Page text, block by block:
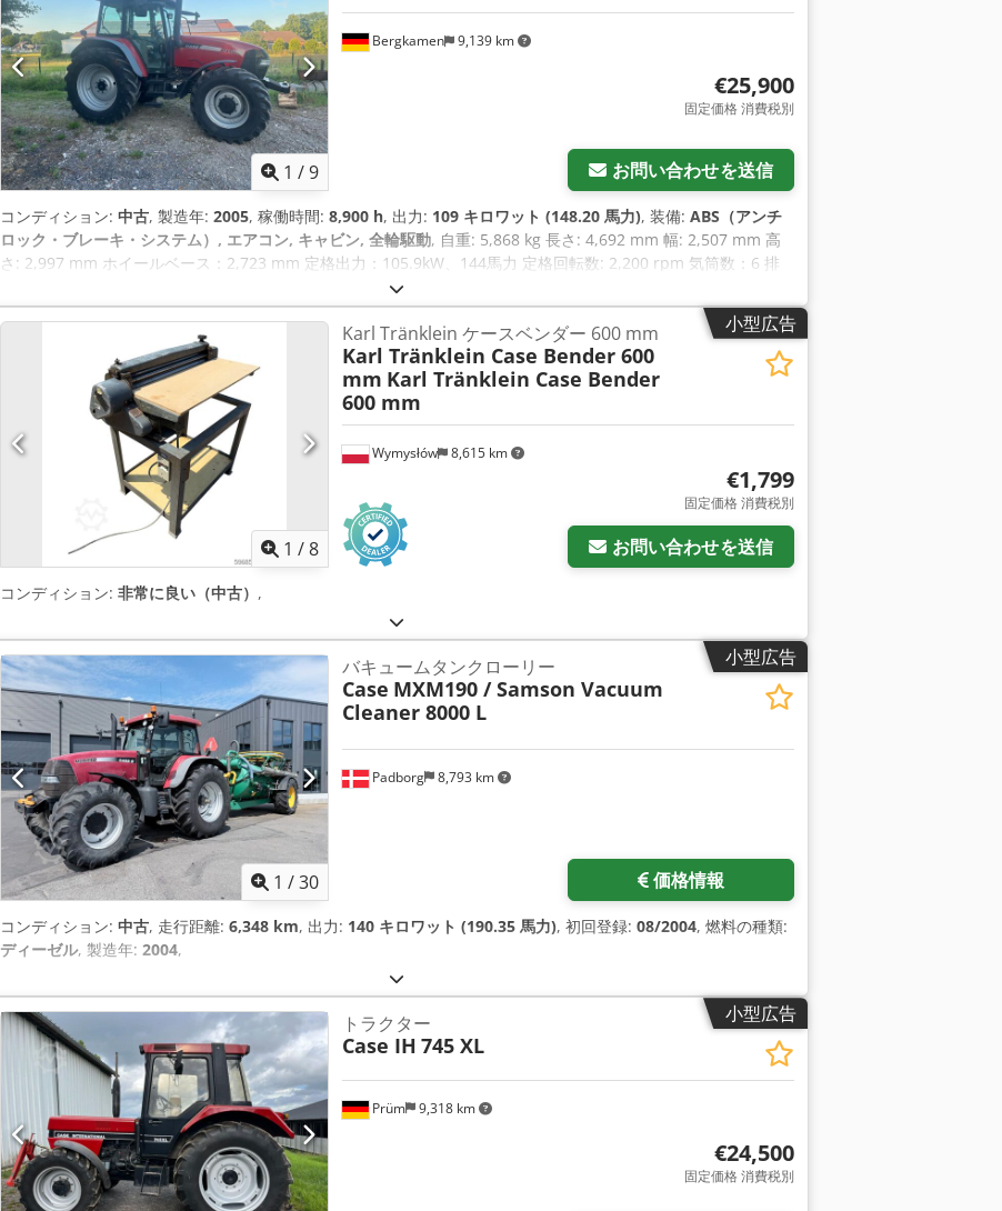
1 /9
Bergkamen 9,139 km
€25,900
固定価格 消費税別
お問い合わせを送信
コンディション: 中古, 製造年: 2005, 稼働時間: 8,900 h, 出力: 109 キロワット (148.20 馬力), 装備: ABS（アンチ
ロック・ブレーキ・システム）, エアコン, キャビン, 全輪駆動, 自重: 5,868 kg 長さ: 4,692 mm 幅: 2,507 mm 高
さ: 2,997 mm ホイールベース：2,723 mm 定格出力：105.9kW、144馬力 定格回転数: 2,200 rpm 気筒数：6 排
気量: 7,480 cm³ Cjdpfxowlmt Ij Abljrf トルク増加: 51.3 四輪駆動
小型広告
1 /8
Wymysłów 8,615 km
Karl Tränklein ケースベンダー 600 mm
Karl Tränklein Case Bender 600
mm Karl Tränklein Case Bender
600 mm
€1,799
固定価格 消費税別
お問い合わせを送信
コンディション: 非常に良い（中古） ,
小型広告
1 /30
Padborg 8,793 km
バキュームタンクローリー
Case MXM190 / Samson Vacuum
Cleaner 8000 L
価格情報
コンディション: 中古, 走行距離: 6,348 km, 出力: 140 キロワット (190.35 馬力), 初回登録: 08/2004, 燃料の種類:
ディーゼル, 製造年: 2004,
小型広告
Prüm 9,318 km
トラクター
Case IH 745 XL
€24,500
固定価格 消費税別